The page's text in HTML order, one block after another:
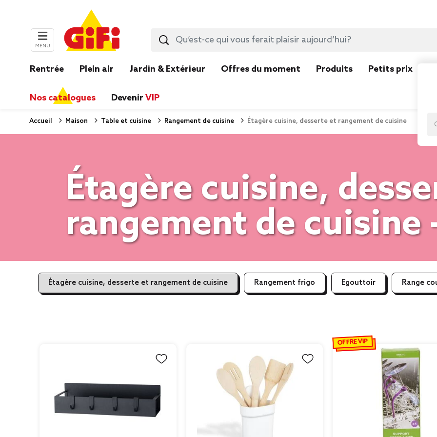
MENU
Rentrée Plein air Jardin & Extérieur Offres du moment Produits Petits prix
Nos catalogues Devenir VIP
Accueil Maison Table et cuisine Rangement de cuisine Étagère cuisine, desserte et rangement de cuisine
Étagère cuisine,
rangement de cuisine
Étagère cuisine, desserte et rangement de cuisine Rangement frigo Egouttoir Range
OFFRE VIP